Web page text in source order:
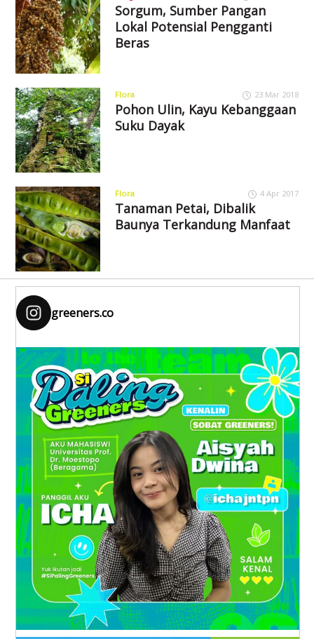
Sorgum, Sumber Pangan
Lokal Potensial Pengganti
Beras
Flora 23 Mar 2018
Pohon Ulin, Kayu Kebanggaan
Suku Dayak
Flora 4 Apr 2017
Tanaman Petai, Dibalik
Baunya Terkandung Manfaat
greeners.co